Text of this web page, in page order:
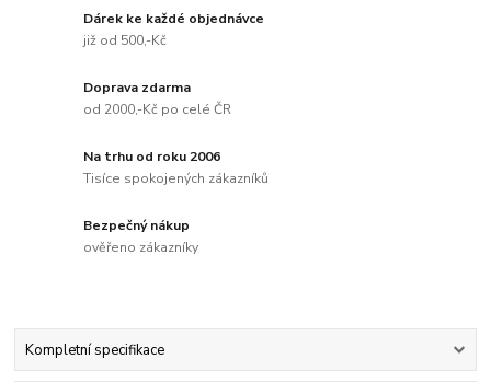
Dárek ke každé objednávce
již od 500,-Kč
Doprava zdarma
od 2000,-Kč po celé ČR
Na trhu od roku 2006
Tisíce spokojených zákazníků
Bezpečný nákup
ověřeno zákazníky
Kompletní specifikace